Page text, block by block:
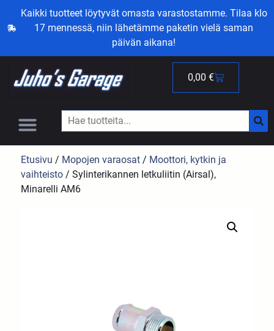
Kaikki tuotteet löytyvät omasta varastostamme. Tilaa klo
17 mennessä, niin lähetämme paketin vielä saman
päivän aikana!
0,00 €
Etusivu / Mopojen varaosat / Moottori, kytkin ja
vaihteisto / Sylinterikannen letkuliitin (Airsal),
Minarelli AM6